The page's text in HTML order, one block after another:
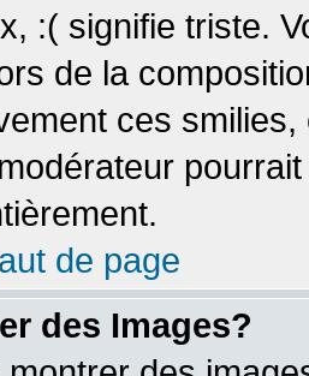
:( signifie triste.
de la
ces
de page
des Images?